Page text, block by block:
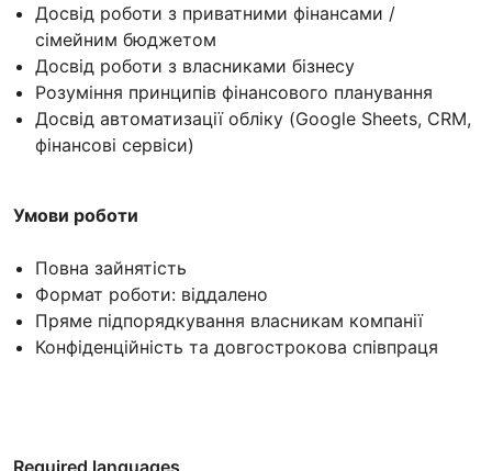
Досвід роботи з приватними фінансами /
сімейним бюджетом
Досвід роботи з власниками бізнесу
Розуміння принципів фінансового планування
Досвід автоматизації обліку (Google Sheets, CRM,
фінансові сервіси)
Умови роботи
Повна зайнятість
Формат роботи: віддалено
Пряме підпорядкування власникам компанії
Конфіденційність та довгострокова співпраця
Required languages